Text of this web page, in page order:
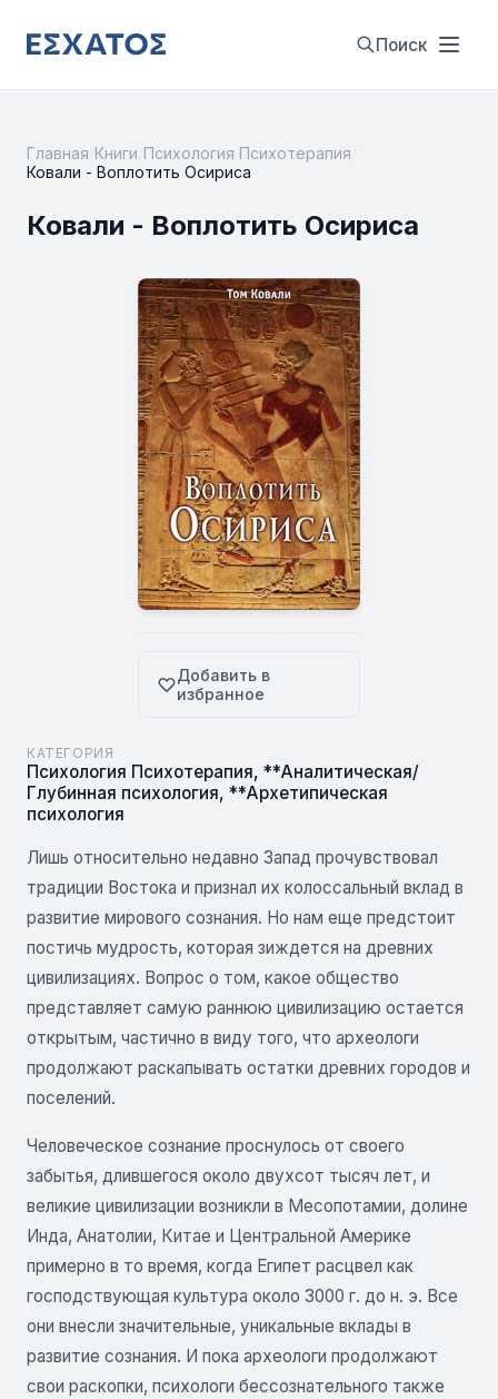
Поиск
Главная Книги Психология Психотерапия
Ковали - Воплотить Осириса
Ковали - Воплотить Осириса
Добавить в
избранное
КАТЕГОРИЯ
Психология Психотерапия, **Аналитическая/
Глубинная психология, **Архетипическая
психология
Лишь относительно недавно Запад прочувствовал
традиции Востока и признал их колоссальный вклад в
развитие мирового сознания. Но нам еще предстоит
постичь мудрость, которая зиждется на древних
цивилизациях. Вопрос о том, какое общество
представляет самую раннюю цивилизацию остается
открытым, частично в виду того, что археологи
продолжают раскапывать остатки древних городов и
поселений.
Человеческое сознание проснулось от своего
забытья, длившегося около двухсот тысяч лет, и
великие цивилизации возникли в Месопотамии, долине
Инда, Анатолии, Китае и Центральной Америке
примерно в то время, когда Египет расцвел как
господствующая культура около 3000 г. до н. э. Все
они внесли значительные, уникальные вклады в
развитие сознания. И пока археологи продолжают
свои раскопки, психологи бессознательного также